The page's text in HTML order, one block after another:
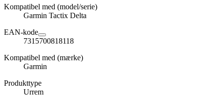
Kompatibel med (model/serie)
Garmin Tactix Delta
EAN-kode
7315700818118
Kompatibel med (mærke)
Garmin
Produkttype
Urrem